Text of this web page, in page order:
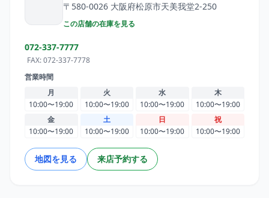
〒580-0026 大阪府松原市天美我堂2-250
この店舗の在庫を見る
072-337-7777
FAX:072-337-7778
営業時間
月
10:00〜19:00
火
10:00〜19:00
水
10:00〜19:00
木
10:00〜19:00
金
10:00〜19:00
土
10:00〜19:00
日
10:00〜19:00
祝
10:00〜19:00
地図を見る 来店予約する